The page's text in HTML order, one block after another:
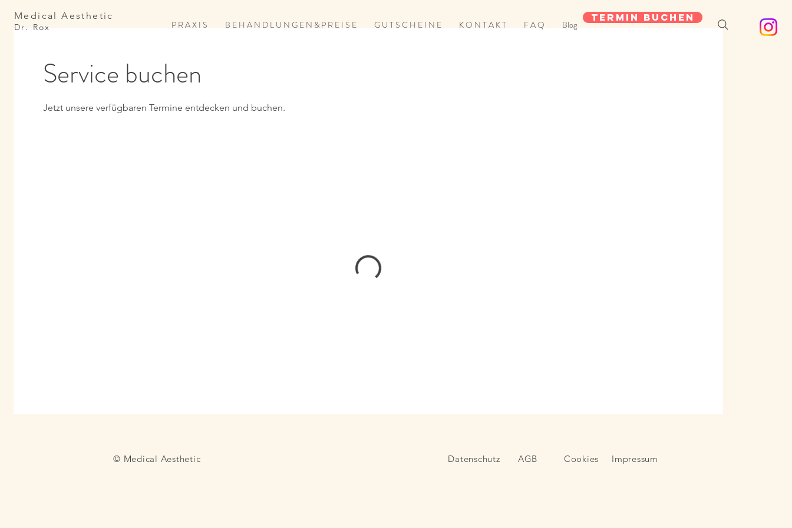
Medical Aesthetic
Dr. Rox
Termin buchen
P R A X I S B E H A N D L U N G E N & P R E I S E G U T S C H E I N E K O N T A K T F A Q Blog
Service buchen
Jetzt unsere verfügbaren Termine entdecken und buchen.
© Medical Aesthetic Datenschutz AGB Cookies Impressum